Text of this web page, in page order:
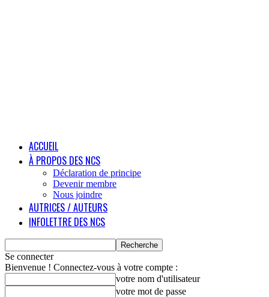
ACCUEIL
À PROPOS DES NCS
Déclaration de principe
Devenir membre
Nous joindre
AUTRICES / AUTEURS
INFOLETTRE DES NCS
Se connecter
Bienvenue ! Connectez-vous à votre compte :
votre nom d'utilisateur
votre mot de passe